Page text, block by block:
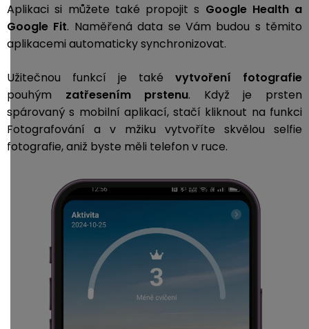
Aplikaci si můžete také propojit s Google Health a
Google Fit. Naměřená data se Vám budou s těmito
aplikacemi automaticky synchronizovat.
Užitečnou funkcí je také vytvoření fotografie
pouhým zatřesením prstenu. Když je prsten
spárovaný s mobilní aplikací, stačí kliknout na funkci
Fotografování a v mžiku vytvoříte skvělou selfie
fotografie, aniž byste měli telefon v ruce.